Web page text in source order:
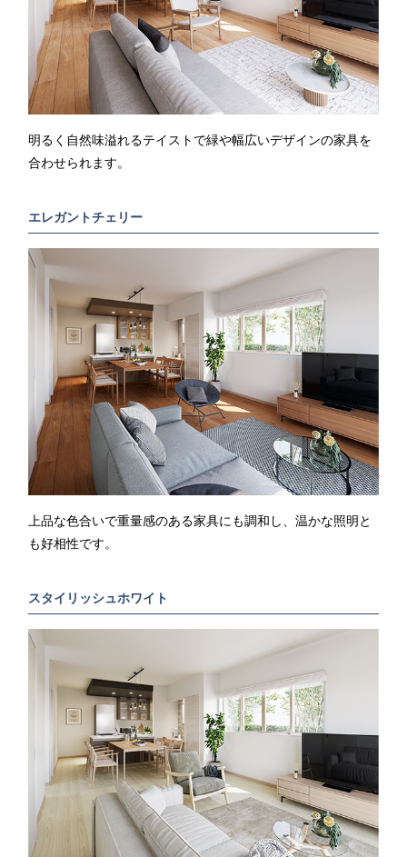
明るく自然味溢れるテイストで緑や幅広いデザインの家具を
合わせられます。
エレガントチェリー
上品な色合いで重量感のある家具にも調和し、温かな照明と
も好相性です。
スタイリッシュホワイト